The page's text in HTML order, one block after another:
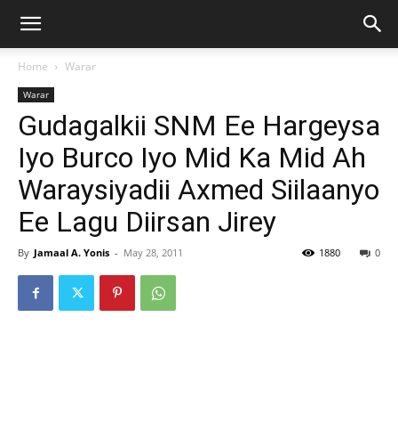
Home Warar
Warar
Gudagalkii SNM Ee Hargeysa
Iyo Burco Iyo Mid Ka Mid Ah
Waraysiyadii Axmed Siilaanyo
Ee Lagu Diirsan Jirey
By Jamaal A. Yonis - May 28, 2011 0
1880